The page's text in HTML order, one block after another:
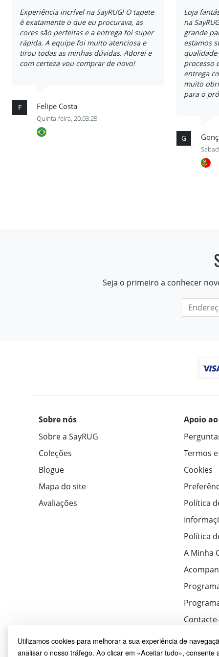
Utilizamos cookies para melhorar a sua experiência de
analisar o nosso tráfego. Ao clicar em «Aceitar tudo», consente
Experiência incrível na SayRUG! O tapete
é exatamente o que eu procurava, as
cores são perfeitas e a entrega foi super
rápida. A equipe foi muito atenciosa e
tirou todas as minhas dúvidas. Adorei e
com certeza vou comprar de novo!
F Felipe Costa
Quinta-feira, 20.03.25
Loja
na
grande
estamos
processo
entrega
muito
para o
G
Seja o primeiro a conhecer
Sobre nós
Sobre a SayRUG
Coleções
Blogue
Mapa do site
Avaliações
Apoio
Termos
Cookies
Política
Política
A Minha